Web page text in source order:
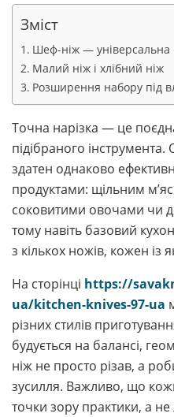
Зміст
Шеф-ніж — універсальна
Малий ніж і хлібний ніж
Розширення набору під
Точна нарізка — це
підібраного
здатен однаково
продуктами: щільним
соковитими овочами чи
тому навіть базовий
з кількох ножів, кожен із
На сторінці https://
ua/kitchen-knives-97-ua
різних стилів
будується на балансі,
ніж не просто різав, а
зусилля. Важливо, що
точки зору практики, а